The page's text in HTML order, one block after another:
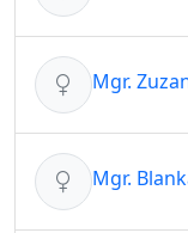
Mgr.
Mgr.